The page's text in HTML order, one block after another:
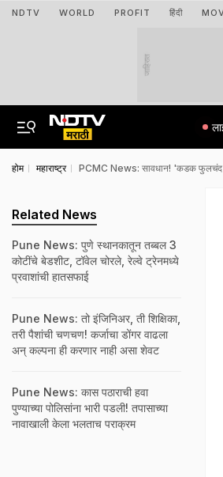
NDTV WORLD PROFIT हिंदी
जाहिरात
होम महाराष्ट्र PCMC News: सावधान! 'कडक फुलचंद'
Related News
Pune News: पुणे स्थानकातून तब्बल 3
कोटींचे बेडशीट, टॉवेल चोरले, रेल्वे ट्रेनमध्ये
प्रवाशांची हातसफाई
Pune News: तो इंजिनिअर, ती शिक्षिका,
तरी पैशांची चणचण! कर्जाचा डोंगर वाढला
अन् कल्पना ही करणार नाही असा शेवट
Pune News: कास पठाराची हवा
पुण्याच्या पोलिसांना भारी पडली! तपासाच्या
नावाखाली केला भलताच पराक्रम